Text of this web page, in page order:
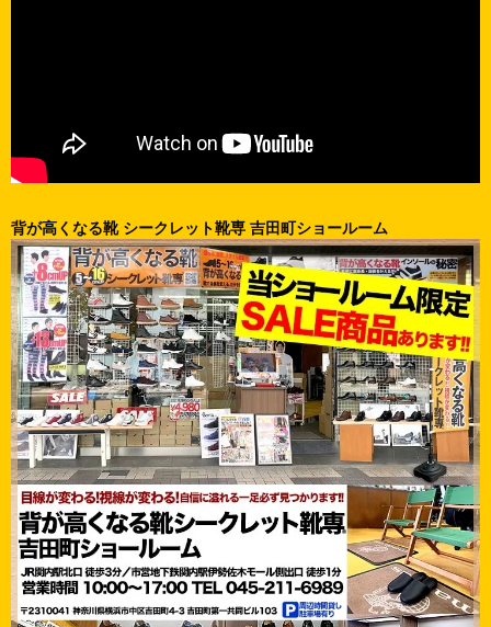
背が高くなる靴 シークレット靴専 吉田町ショールーム